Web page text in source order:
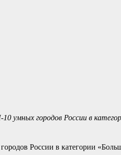
умных городов России в
России в категории